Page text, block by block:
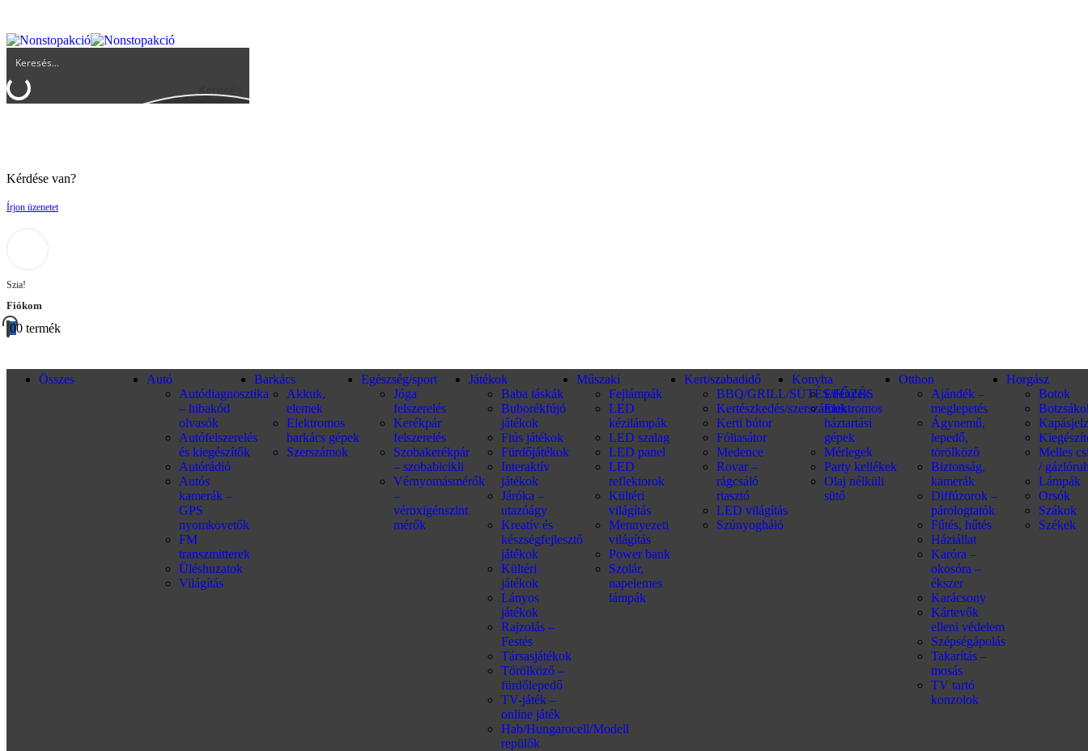
Keresés
Kérdése van?
Írjon üzenetet
Szia!
Fiókom
00 termék
Összes
Autó
Autódiagnosztika
– hibakód
olvasók
Autófelszerelés
és kiegészítők
Autórádió
Autós
kamerák –
GPS
nyomkövetők
FM
transzmitterek
Üléshuzatok
Világítás
Barkács
Akkuk,
elemek
Elektromos
barkács gépek
Szerszámok
Egészség/sport
Jóga
felszerelés
Kerékpár
felszerelés
Szobakerékpár
– szobabicikli
Vérnyomásmérők
–
véroxigénszint
mérők
Játékok
Baba táskák
Buborékfújó
játékok
Fiús játékok
Fürdőjátékok
Interaktív
játékok
Járóka –
utazóágy
Kreatív és
készségfejlesztő
játékok
Kültéri
játékok
Lányos
játékok
Rajzolás –
Festés
Társasjátékok
Törölköző –
fürdőlepedő
TV-játék –
online játék
Hab/Hungarocell/Modell
repülők
Műszaki
Fejlámpák
LED
kézilámpák
LED szalag
LED panel
LED
reflektorok
Kültéri
világítás
Mennyezeti
világítás
Power bank
Szolár,
napelemes
lámpák
Kert/szabadidő
BBQ/GRILL/SÜTÉS/FŐZÉS
Kertészkedés/szerszámok
Kerti bútor
Fóliasátor
Medence
Rovar –
rágcsáló
riasztó
LED világítás
Szúnyogháló
Konyha
Edények
Elektromos
háztartási
gépek
Mérlegek
Party kellékek
Olaj nélküli
sütő
Otthon
Ajándék –
meglepetés
Ágynemű,
lepedő,
törölköző
Biztonság,
kamerák
Diffúzorok –
párologtatók
Fűtés, hűtés
Háziállat
Karóra –
okosóra –
ékszer
Karácsony
Kártevők
elleni védelem
Szépségápolás
Takarítás –
mosás
TV tartó
konzolok
Horgász
Botok
Melles
/
Lámpák
Orsók
Szákok
Székek